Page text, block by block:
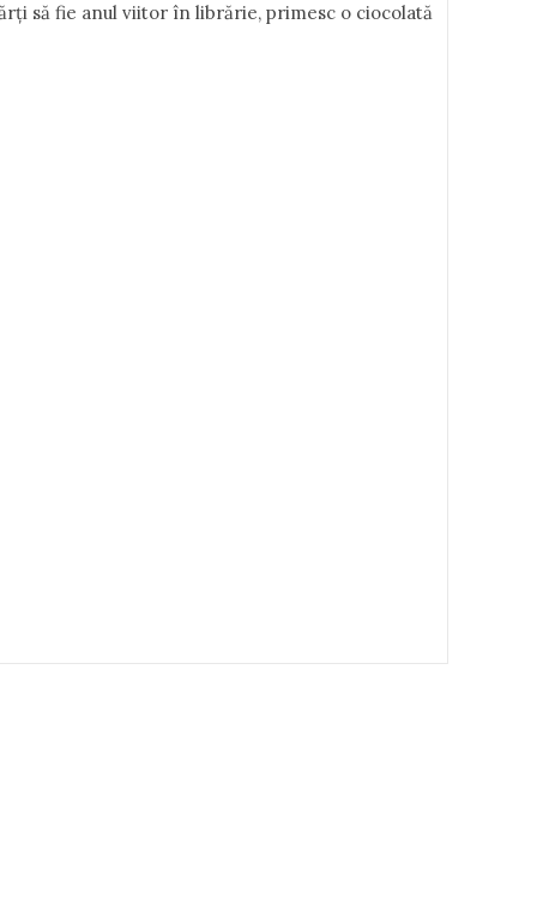
să fie anul viitor în librărie, primesc o ciocolată